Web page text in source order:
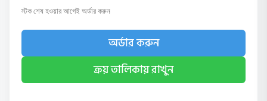
স্টক শেষ হওয়ার আগেই অর্ডার করুন
অর্ডার করুন
ক্রয় তালিকায় রাখুন